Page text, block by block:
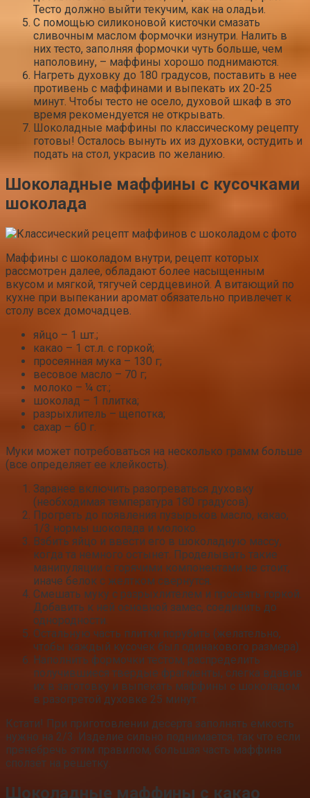
Тесто должно выйти текучим, как на оладьи.
С помощью силиконовой кисточки смазать
сливочным маслом формочки изнутри. Налить в
них тесто, заполняя формочки чуть больше, чем
наполовину, – маффины хорошо поднимаются.
Нагреть духовку до 180 градусов, поставить в нее
противень с маффинами и выпекать их 20-25
минут. Чтобы тесто не осело, духовой шкаф в это
время рекомендуется не открывать.
Шоколадные маффины по классическому рецепту
готовы! Осталось вынуть их из духовки, остудить и
подать на стол, украсив по желанию.
Шоколадные маффины с кусочками
шоколада
Маффины с шоколадом внутри, рецепт которых
рассмотрен далее, обладают более насыщенным
вкусом и мягкой, тягучей сердцевиной. А витающий по
кухне при выпекании аромат обязательно привлечет к
столу всех домочадцев.
яйцо – 1 шт.;
какао – 1 ст.л. с горкой;
просеянная мука – 130 г;
весовое масло – 70 г;
молоко – ¼ ст.;
шоколад – 1 плитка;
разрыхлитель – щепотка;
сахар – 60 г.
Муки может потребоваться на несколько грамм больше
(все определяет ее клейкость).
Заранее включить разогреваться духовку
(необходимая температура 180 градусов).
Прогреть до появления пузырьков масло, какао,
1/3 нормы шоколада и молоко.
Взбить яйцо и ввести его в шоколадную массу,
когда та немного остынет. Проделывать такие
манипуляции с горячими компонентами не стоит,
иначе белок с желтком свернутся.
Смешать муку с разрыхлителем и просеять горкой.
Добавить к ней основной замес, соединить до
однородности.
Остальную часть плитки порубить (желательно,
чтобы каждый кусочек был одинакового размера).
Наполнить формочки тестом, распределить
получившиеся твердые фрагменты, слегка вдавив
их в заготовку и выпекать маффины с шоколадом
в разогретой духовке 25 минут.
Кстати! При приготовлении десерта заполнять емкость
нужно на 2/3. Изделие сильно поднимается, так что если
пренебречь этим правилом, большая часть маффина
сползет на решетку.
Шоколадные маффины с какао